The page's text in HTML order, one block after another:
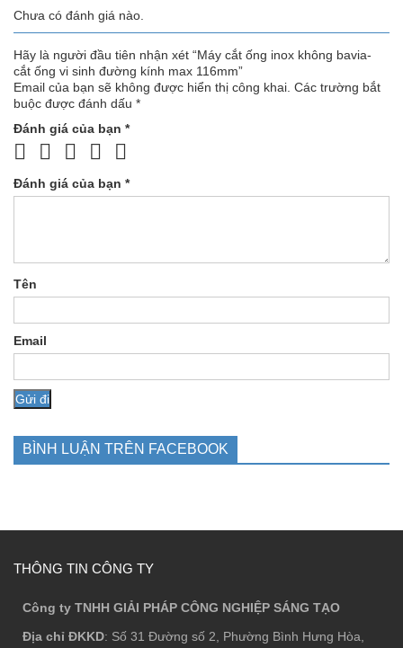
Chưa có đánh giá nào.
Hãy là người đầu tiên nhận xét “Máy cắt ống inox không bavia-
cắt ống vi sinh đường kính max 116mm”
Email của bạn sẽ không được hiển thị công khai. Các trường bắt
buộc được đánh dấu *
Đánh giá của bạn *
Đánh giá của bạn *
Tên
Email
BÌNH LUẬN TRÊN FACEBOOK
THÔNG TIN CÔNG TY
Công ty TNHH GIẢI PHÁP CÔNG NGHIỆP SÁNG TẠO
Địa chỉ ĐKKD: Số 31 Đường số 2, Phường Bình Hưng Hòa,